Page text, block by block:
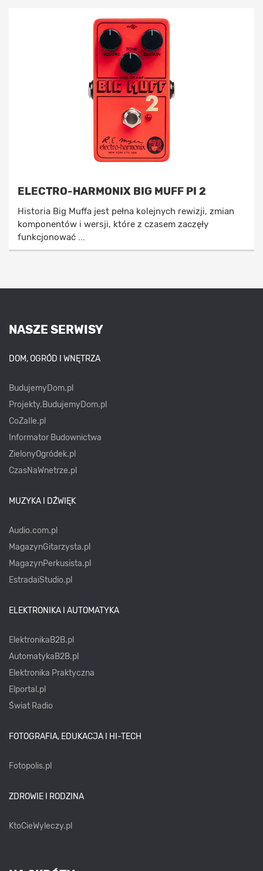
ELECTRO-HARMONIX BIG MUFF PI 2
Historia Big Muffa jest pełna kolejnych rewizji, zmian
komponentów i wersji, które z czasem zaczęły
funkcjonować ...
NASZE SERWISY
DOM, OGRÓD I WNĘTRZA
BudujemyDom.pl
Projekty.BudujemyDom.pl
CoZaIle.pl
Informator Budownictwa
ZielonyOgródek.pl
CzasNaWnetrze.pl
MUZYKA I DŹWIĘK
Audio.com.pl
MagazynGitarzysta.pl
MagazynPerkusista.pl
EstradaiStudio.pl
ELEKTRONIKA I AUTOMATYKA
ElektronikaB2B.pl
AutomatykaB2B.pl
Elektronika Praktyczna
Elportal.pl
Świat Radio
FOTOGRAFIA, EDUKACJA I HI-TECH
Fotopolis.pl
ZDROWIE I RODZINA
KtoCieWyleczy.pl